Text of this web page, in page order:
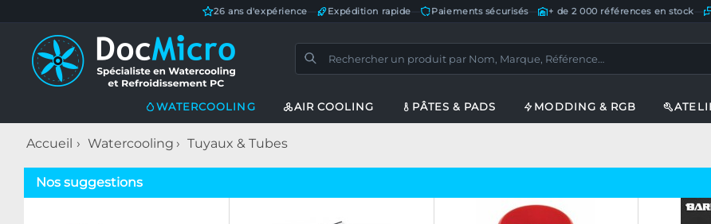
26 ans d'expérience Expédition rapide Paiements sécurisés— + de 2 000 références en stock
WATERCOOLING AIR COOLING PÂTES & PADS MODDING & RGB
Accueil Watercooling Tuyaux & Tubes
Nos suggestions